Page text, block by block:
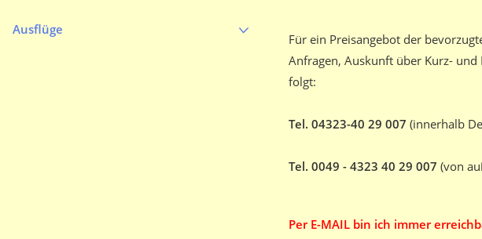
Ausflüge
Für ein Preisangebot der
Anfragen, Auskunft über Kurz-
folgt:
Tel. 04323-40 29 007 (innerhalb
Tel. 0049 - 4323 40 29 007 (von
Per E-MAIL bin ich immer